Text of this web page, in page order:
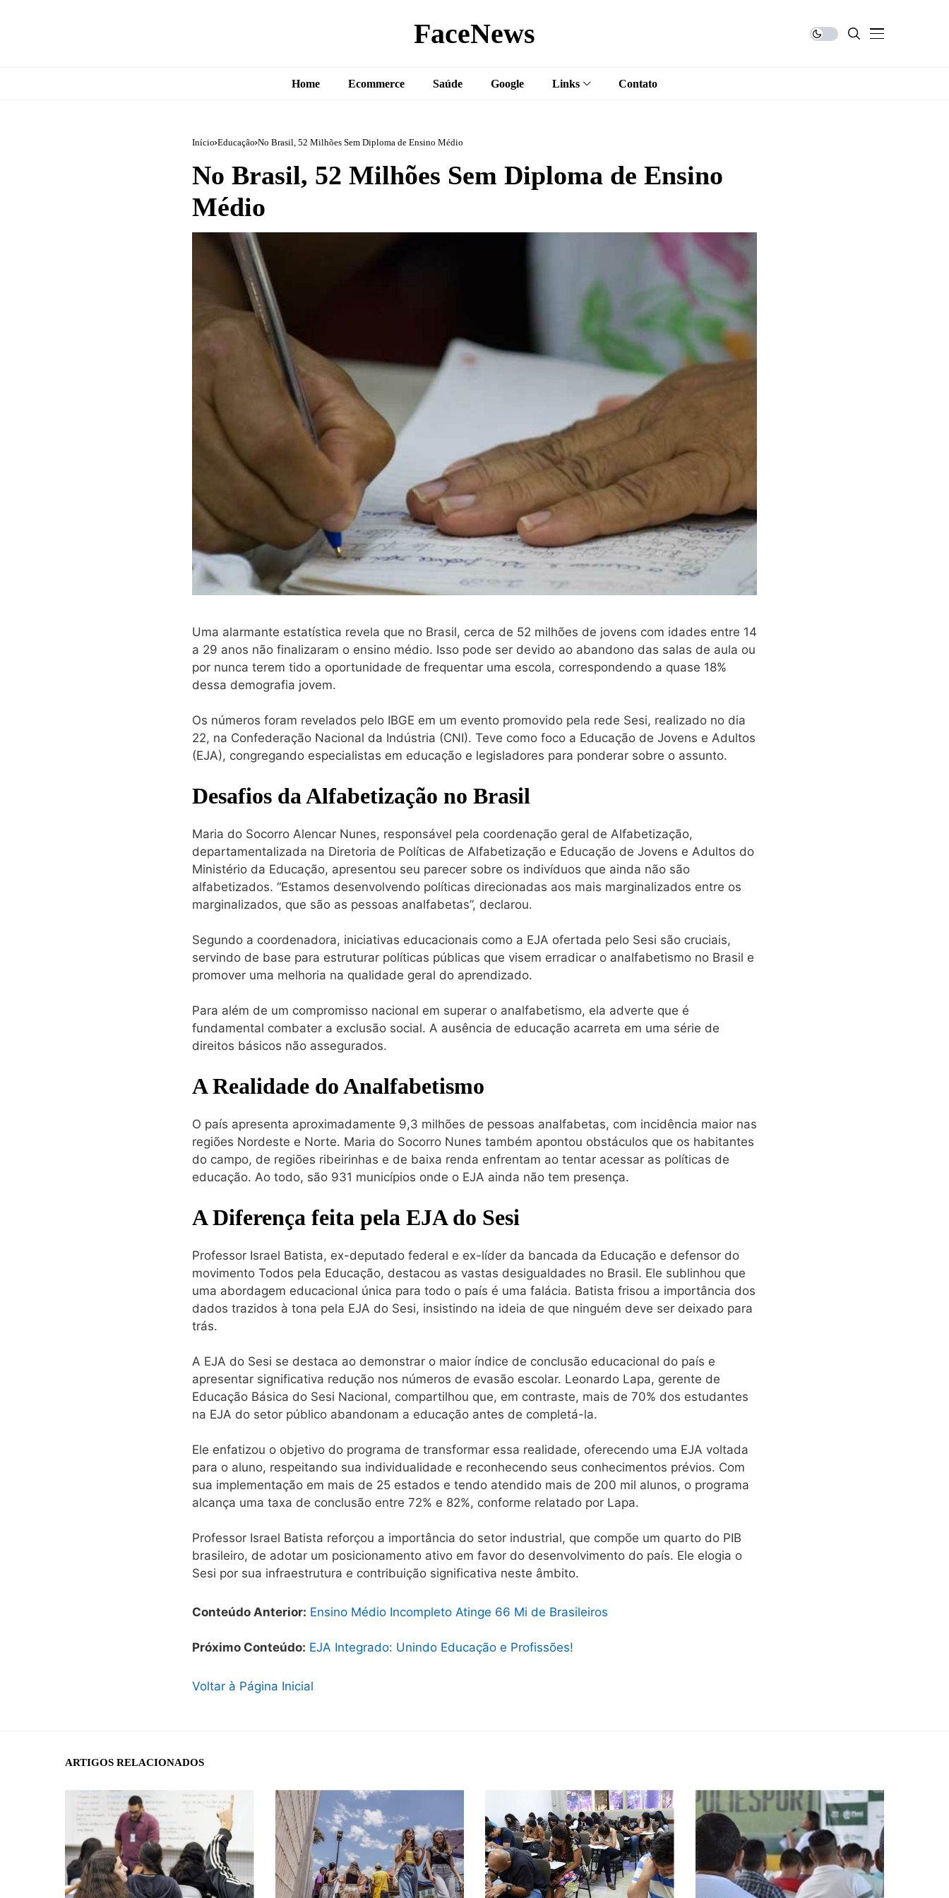
FaceNews
Home Ecommerce Saúde Google Links Contato
Início Educação No Brasil, 52 Milhões Sem Diploma de Ensino Médio
No Brasil, 52 Milhões Sem Diploma de Ensino
Médio
Uma alarmante estatística revela que no Brasil, cerca de 52 milhões de jovens com idades entre 14
a 29 anos não finalizaram o ensino médio. Isso pode ser devido ao abandono das salas de aula ou
por nunca terem tido a oportunidade de frequentar uma escola, correspondendo a quase 18%
dessa demografia jovem.
Os números foram revelados pelo IBGE em um evento promovido pela rede Sesi, realizado no dia
22, na Confederação Nacional da Indústria (CNI). Teve como foco a Educação de Jovens e Adultos
(EJA), congregando especialistas em educação e legisladores para ponderar sobre o assunto.
Desafios da Alfabetização no Brasil
Maria do Socorro Alencar Nunes, responsável pela coordenação geral de Alfabetização,
departamentalizada na Diretoria de Políticas de Alfabetização e Educação de Jovens e Adultos do
Ministério da Educação, apresentou seu parecer sobre os indivíduos que ainda não são
alfabetizados. “Estamos desenvolvendo políticas direcionadas aos mais marginalizados entre os
marginalizados, que são as pessoas analfabetas”, declarou.
Segundo a coordenadora, iniciativas educacionais como a EJA ofertada pelo Sesi são cruciais,
servindo de base para estruturar políticas públicas que visem erradicar o analfabetismo no Brasil e
promover uma melhoria na qualidade geral do aprendizado.
Para além de um compromisso nacional em superar o analfabetismo, ela adverte que é
fundamental combater a exclusão social. A ausência de educação acarreta em uma série de
direitos básicos não assegurados.
A Realidade do Analfabetismo
O país apresenta aproximadamente 9,3 milhões de pessoas analfabetas, com incidência maior nas
regiões Nordeste e Norte. Maria do Socorro Nunes também apontou obstáculos que os habitantes
do campo, de regiões ribeirinhas e de baixa renda enfrentam ao tentar acessar as políticas de
educação. Ao todo, são 931 municípios onde o EJA ainda não tem presença.
A Diferença feita pela EJA do Sesi
Professor Israel Batista, ex-deputado federal e ex-líder da bancada da Educação e defensor do
movimento Todos pela Educação, destacou as vastas desigualdades no Brasil. Ele sublinhou que
uma abordagem educacional única para todo o país é uma falácia. Batista frisou a importância dos
dados trazidos à tona pela EJA do Sesi, insistindo na ideia de que ninguém deve ser deixado para
trás.
A EJA do Sesi se destaca ao demonstrar o maior índice de conclusão educacional do país e
apresentar significativa redução nos números de evasão escolar. Leonardo Lapa, gerente de
Educação Básica do Sesi Nacional, compartilhou que, em contraste, mais de 70% dos estudantes
na EJA do setor público abandonam a educação antes de completá-la.
Ele enfatizou o objetivo do programa de transformar essa realidade, oferecendo uma EJA voltada
para o aluno, respeitando sua individualidade e reconhecendo seus conhecimentos prévios. Com
sua implementação em mais de 25 estados e tendo atendido mais de 200 mil alunos, o programa
alcança uma taxa de conclusão entre 72% e 82%, conforme relatado por Lapa.
Professor Israel Batista reforçou a importância do setor industrial, que compõe um quarto do PIB
brasileiro, de adotar um posicionamento ativo em favor do desenvolvimento do país. Ele elogia o
Sesi por sua infraestrutura e contribuição significativa neste âmbito.
Conteúdo Anterior: Ensino Médio Incompleto Atinge 66 Mi de Brasileiros
Próximo Conteúdo: EJA Integrado: Unindo Educação e Profissões!
Voltar à Página Inicial
ARTIGOS RELACIONADOS